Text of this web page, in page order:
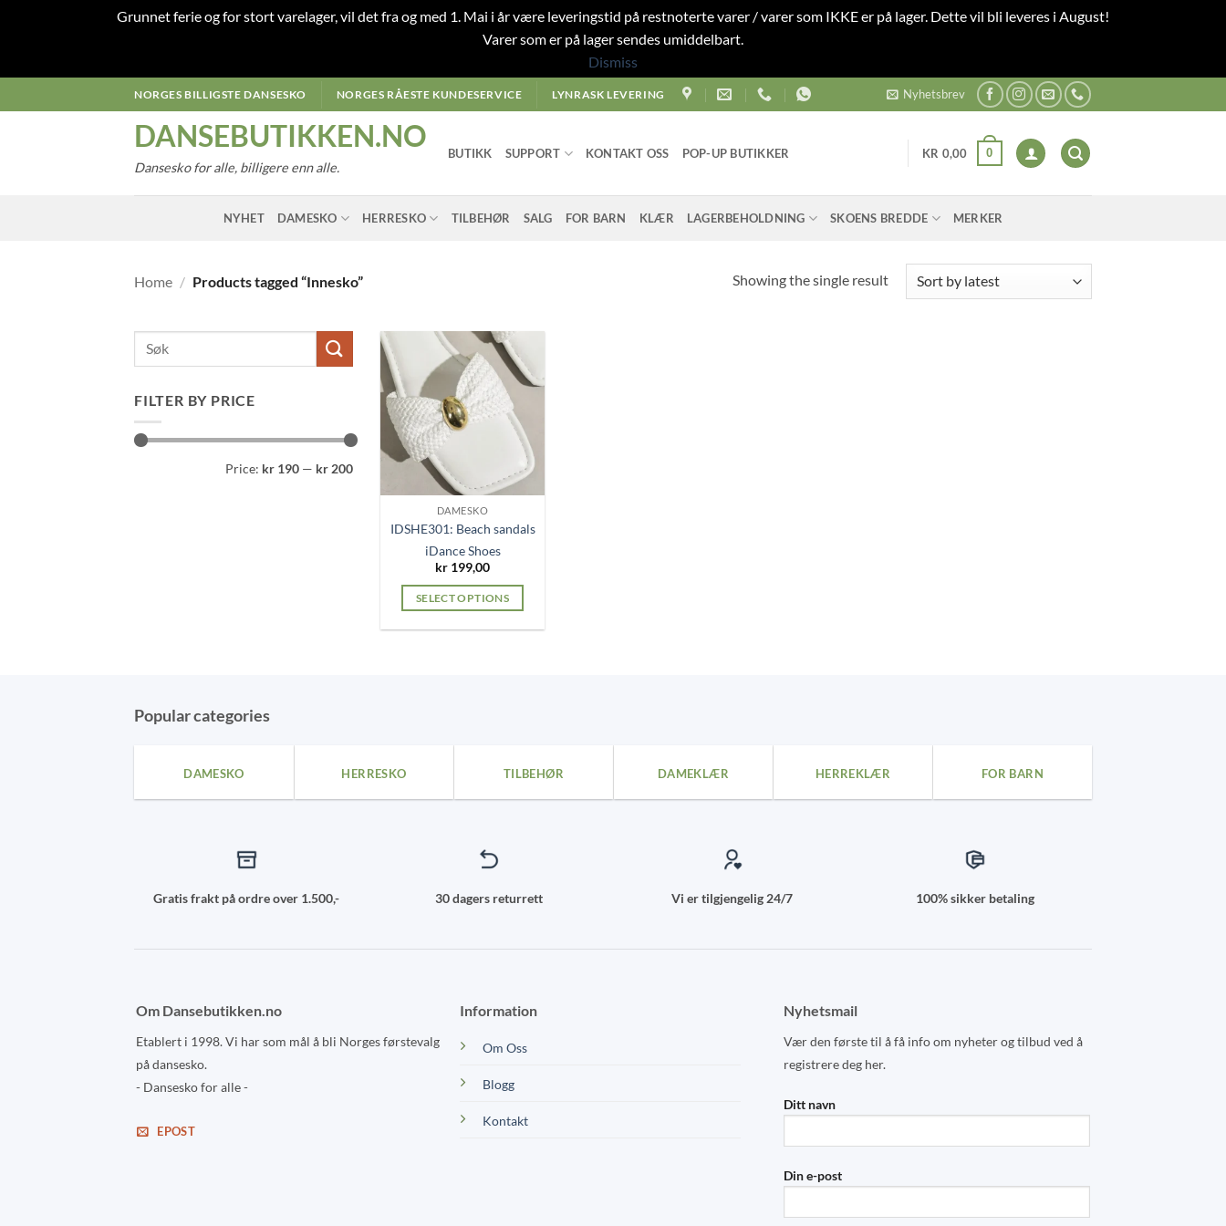
Grunnet ferie og for stort varelager, vil det fra og med 1. Mai i år være leveringstid på restnoterte varer / varer som IKKE er på lager. Dette vil bli leveres i August!
Varer som er på lager sendes umiddelbart.
Dismiss
to
NORGES BILLIGSTE DANSESKO NORGES RÅESTE KUNDESERVICE LYNRASK LEVERING Nyhetsbrev
DANSEBUTIKKEN.NO
Dansesko for alle, billigere enn alle.
BUTIKK SUPPORT KONTAKT OSS POP-UP BUTIKKER KR 0,00 0
NYHET DAMESKO HERRESKO TILBEHØR SALG FOR BARN KLÆR LAGERBEHOLDNING SKOENS BREDDE MERKER
Home / Products tagged “Innesko” Showing the single result
FILTER BY PRICE
Price: kr 190 — kr 200
DAMESKO
IDSHE301: Beach sandals
iDance Shoes
kr 199,00
SELECT OPTIONS
product
page
Popular categories
DAMESKO HERRESKO TILBEHØR DAMEKLÆR HERREKLÆR FOR BARN
Gratis frakt på ordre over 1.500,- 30 dagers returrett Vi er tilgjengelig 24/7 100% sikker betaling
Om Dansebutikken.no
Etablert i 1998. Vi har som mål å bli Norges førstevalg
på dansesko.
- Dansesko for alle -
EPOST
Information
Om Oss
Blogg
Kontakt
Nyhetsmail
Vær den første til å få info om nyheter og tilbud ved å
registrere deg her.
Ditt navn
Din e-post